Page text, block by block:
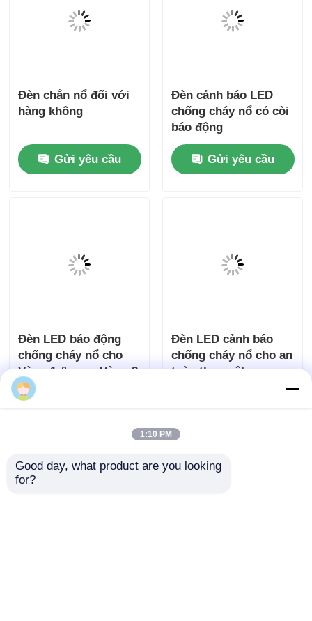
Đèn chắn nổ đối với
hàng không
Gửi yêu cầu
Đèn cảnh báo LED
chống cháy nổ có còi
báo động
Gửi yêu cầu
Đèn LED báo động
chống cháy nổ cho
Vùng 1 &amp; Vùng 2
Đèn LED cảnh báo
chống cháy nổ cho an
toàn thực vật
1:10 PM
Good day, what product are you looking
for?